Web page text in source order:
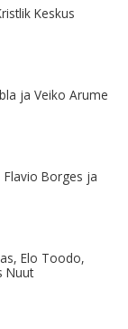
Keskus
ja Veiko Arume
Flavio Borges ja
Elo Toodo,
Nuut